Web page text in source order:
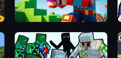
Bit Gun.io